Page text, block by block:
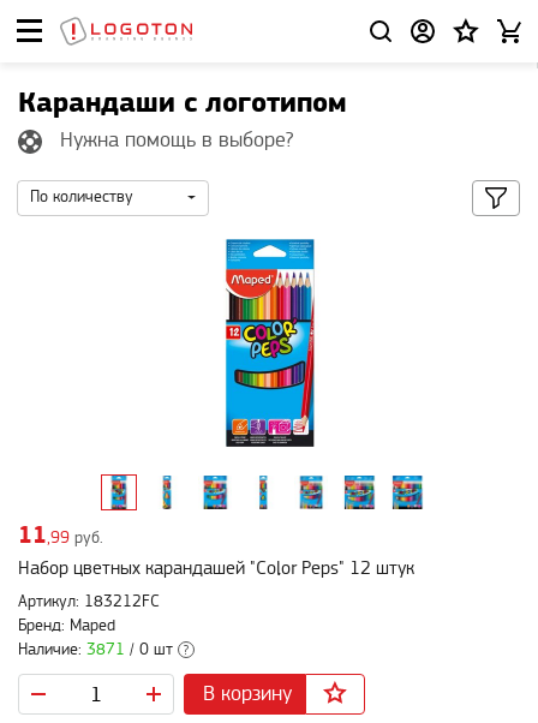
Карандаши с логотипом
Нужна помощь в выборе?
По количеству
11,99 руб.
Набор цветных карандашей "Color Peps" 12 штук
Артикул: 183212FC
Бренд: Maped
Наличие: 3871 / 0 шт ?
В корзину